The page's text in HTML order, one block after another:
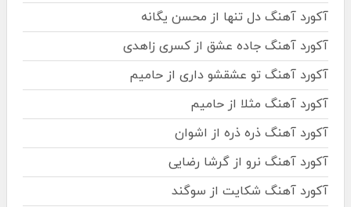
آکورد آهنگ دل تنها از محسن یگانه
آکورد آهنگ جاده عشق از کسری زاهدی
آکورد آهنگ تو عشقشو داری از حامیم
آکورد آهنگ مثلا از حامیم
آکورد آهنگ ذره ذره از اشوان
آکورد آهنگ نرو از گرشا رضایی
آکورد آهنگ شکایت از سوگند